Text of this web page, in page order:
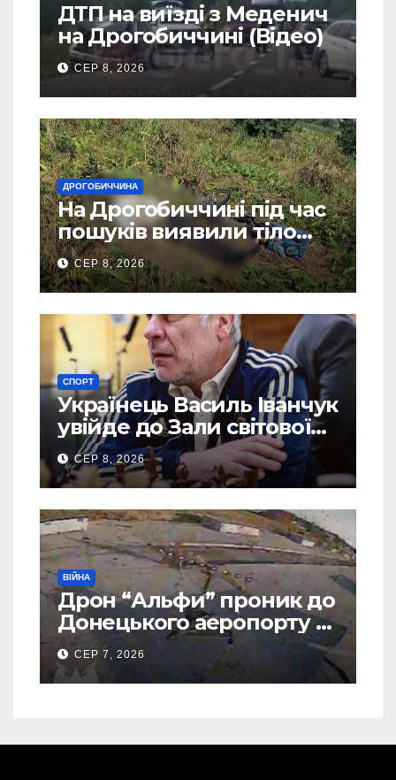
ДТП на виїзді з Меденич
на Дрогобиччині (Відео)
СЕР 8, 2026
ДРОГОБИЧЧИНА
На Дрогобиччині під час
пошуків виявили тіло
зниклого чоловіка
СЕР 8, 2026
СПОРТ
Українець Василь Іванчук
увійде до Зали світової
шахової слави
СЕР 8, 2026
ВІЙНА
Дрон “Альфи” проник до
Донецького аеропорту та
спалив “Шахед” ще до
запуску
СЕР 7, 2026